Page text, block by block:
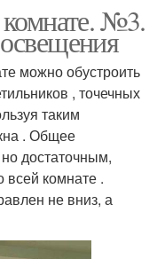
№3.
можно обустроить
, точечных
таким
. Общее
достаточным,
всей комнате .
не вниз, а